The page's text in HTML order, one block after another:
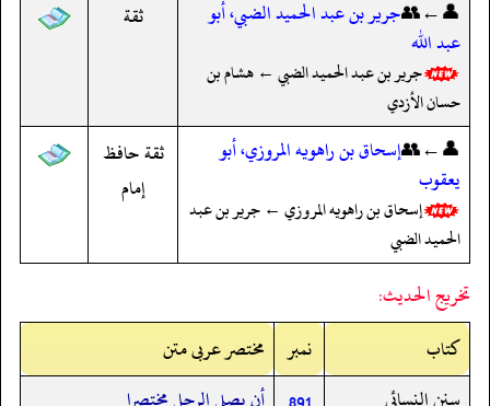
👤←👥جرير بن عبد الحميد الضبي، أبو
عبد الله
جرير بن عبد الحميد الضبي ← هشام بن
حسان الأزدي
ثقة
👤←👥إسحاق بن راهويه المروزي، أبو
يعقوب
إسحاق بن راهويه المروزي ← جرير بن عبد
الحميد الضبي
ثقة حافظ
إمام
تخريج الحديث:
کتاب
نمبر
مختصر عربی متن